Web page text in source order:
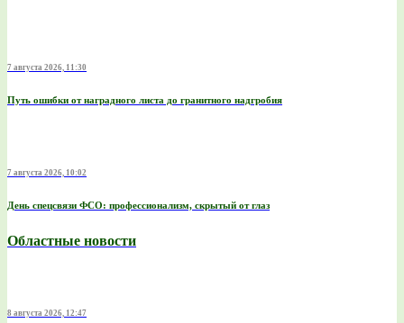
7 августа 2026, 11:30
Путь ошибки от наградного листа до гранитного надгробия
7 августа 2026, 10:02
День спецсвязи ФСО: профессионализм, скрытый от глаз
Областные новости
8 августа 2026, 12:47